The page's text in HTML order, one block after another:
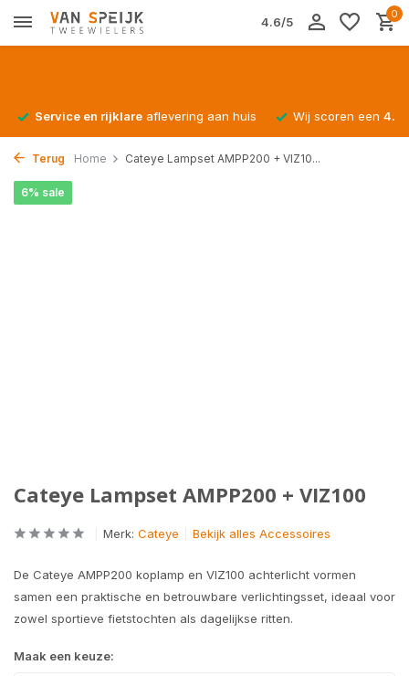
4.6/5
0
Service en rijklare aflevering aan huis Wij scoren een
Terug Home Cateye Lampset AMPP200 + VIZ10...
Cateye Lampset AMPP200 + VIZ100
6% sale
Merk: Cateye Bekijk alles Accessoires
De Cateye AMPP200 koplamp en VIZ100 achterlicht vormen
samen een praktische en betrouwbare verlichtingsset, ideaal voor
zowel sportieve fietstochten als dagelijkse ritten.
Maak een keuze: